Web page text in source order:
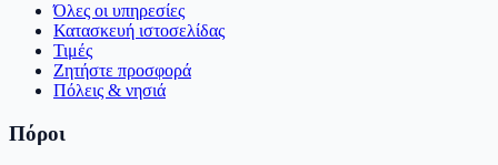
Όλες οι υπηρεσίες
Κατασκευή ιστοσελίδας
Τιμές
Ζητήστε προσφορά
Πόλεις & νησιά
Πόροι